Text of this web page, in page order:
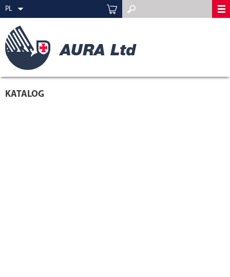
PL
KATALOG